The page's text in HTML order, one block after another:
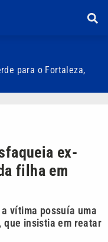
para o Fortaleza,
ex-
filha em
vítima possuía uma
que insistia em reatar